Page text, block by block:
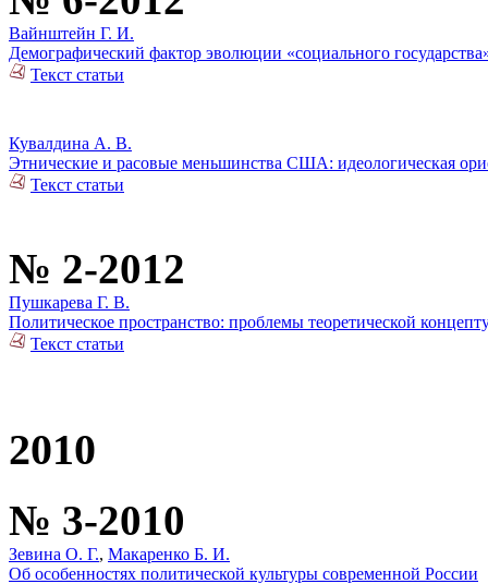
Вайнштейн Г. И.
Демографический фактор эволюции «социального
Текст статьи
Кувалдина А. В.
Этнические и расовые меньшинства США: идеологическая
Текст статьи
№ 2-2012
Пушкарева Г. В.
Политическое пространство: проблемы теоретической
Текст статьи
2010
№ 3-2010
Зевина О. Г., Макаренко Б. И.
Об особенностях политической культуры современной России